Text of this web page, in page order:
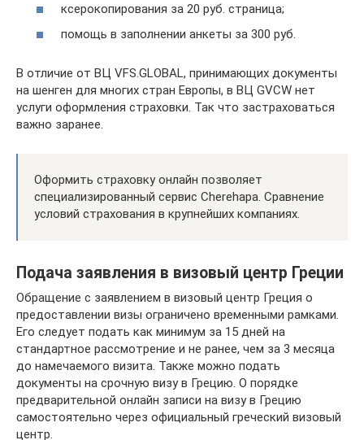
ксерокопирования за 20 руб. страница;
помощь в заполнении анкеты за 300 руб.
В отличие от ВЦ VFS.GLOBAL, принимающих документы
на шенген для многих стран Европы, в ВЦ GVCW нет
услуги оформления страховки. Так что застраховаться
важно заранее.
Оформить страховку онлайн позволяет
специализированный сервис Cherehapa. Сравнение
условий страхования в крупнейших компаниях.
Подача заявления в визовый центр Греции
Обращение с заявлением в визовый центр Греция о
предоставлении визы ограничено временными рамками.
Его следует подать как минимум за 15 дней на
стандартное рассмотрение и не ранее, чем за 3 месяца
до намечаемого визита. Также можно подать
документы на срочную визу в Грецию. О порядке
предварительной онлайн записи на визу в Грецию
самостоятельно через официальный греческий визовый
центр.